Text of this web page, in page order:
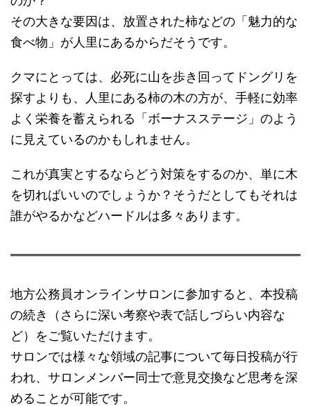
その大きな要因は、放置された柿などの「魅力的な
食べ物」が人里にあるからだそうです。
クマにとっては、必死に山を歩き回ってドングリを
探すよりも、人里にある柿の木の方が、手軽に効率
よく栄養を蓄えられる「ボーナスステージ」のよう
に見えているのかもしれません。
これが真実とするならどう対策をするのか、単に木
を切ればいいのでしょうか？そうだとしてもそれは
誰がやるかなどハードルは多々あります。
地方公務員オンラインサロンに参加すると、本投稿
の続き（さらに深い考察や表で話しづらい内容な
ど）をご覧いただけます。
サロンでは様々な領域の記事について毎日投稿が行
われ、サロンメンバー同士で意見交換など思考を深
めることが可能です。